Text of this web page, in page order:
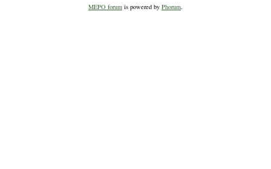
MEPO forum is powered by Phorum.